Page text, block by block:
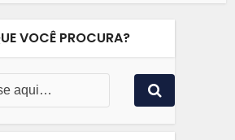
VOCÊ PROCURA?